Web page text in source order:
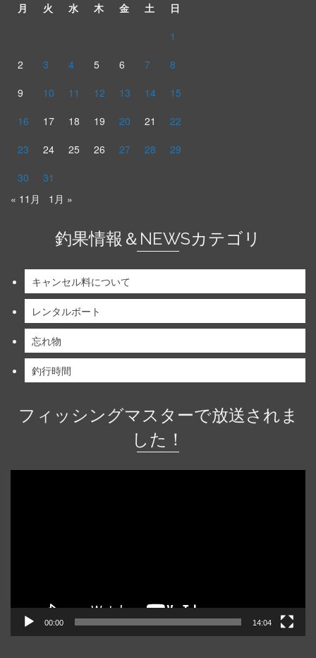
月
火 水 木 金 土
日
1
2
3 4 5 6 7
8
9
10 11 12 13 14
15
16
17 18 19 20 21
22
23
24 25 26 27 28
29
30
31
« 11月
1月 »
釣果情報＆NEWSカテゴリ
キャンセル料について
レンタルボート
忘れ物
釣行時間
フィッシングマスターで放送されま
した！
00:00 14:04